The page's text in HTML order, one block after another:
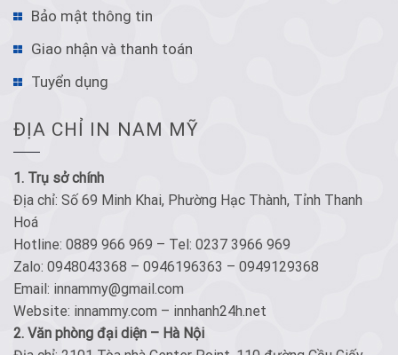
Bảo mật thông tin
Giao nhận và thanh toán
Tuyển dụng
ĐỊA CHỈ IN NAM MỸ
1. Trụ sở chính
Địa chỉ: Số 69 Minh Khai, Phường Hạc Thành, Tỉnh Thanh
Hoá
Hotline: 0889 966 969 – Tel: 0237 3966 969
Zalo: 0948043368 – 0946196363 – 0949129368
Email: innammy@gmail.com
Website: innammy.com – innhanh24h.net
2. Văn phòng đại diện – Hà Nội